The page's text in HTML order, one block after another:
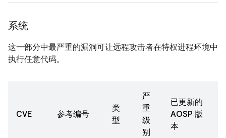
系统
这一部分中最严重的漏洞可让远程攻击者在特权进程环境中
执行任意代码。
CVE 参考编号
类
型
严
重
级
别
已更新的
AOSP 版
本